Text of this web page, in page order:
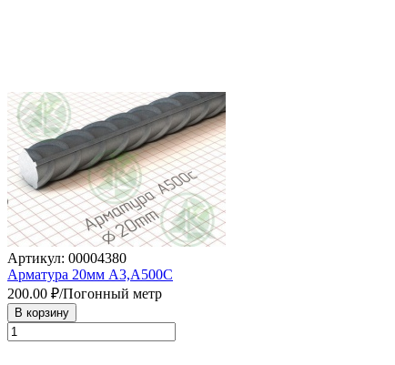
Артикул: 00004380
Арматура 20мм А3,А500С
200.00 ₽/Погонный метр
В корзину